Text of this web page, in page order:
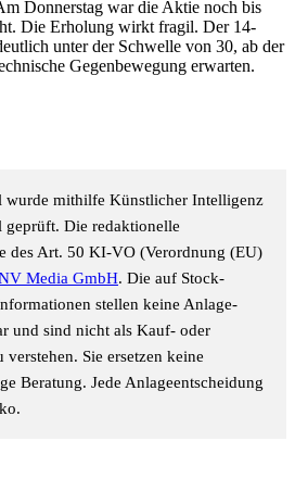
Donnerstag war die Aktie noch bis
Die Erholung wirkt fragil. Der 14-
unter der Schwelle von 30, ab der
Gegenbewegung erwarten.
wurde mithilfe Künstlicher Intelligenz
geprüft. Die redaktionelle
des Art. 50 KI-VO (Verordnung (EU)
Media GmbH. Die auf Stock-
stellen keine Anlage-
und sind nicht als Kauf- oder
Sie ersetzen keine
Beratung. Jede Anlageentscheidung